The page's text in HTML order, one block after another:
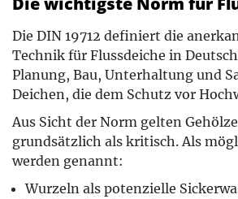
Die DIN 19712 definiert die
Technik für Flussdeiche in
Planung, Bau, Unterhaltung und
Deichen, die dem Schutz vor
Aus Sicht der Norm gelten
grundsätzlich als kritisch. Als
werden genannt:
Wurzeln als potenzielle